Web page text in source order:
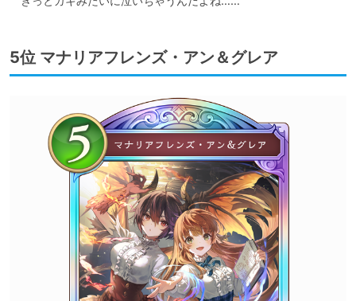
5位 マナリアフレンズ・アン＆グレア